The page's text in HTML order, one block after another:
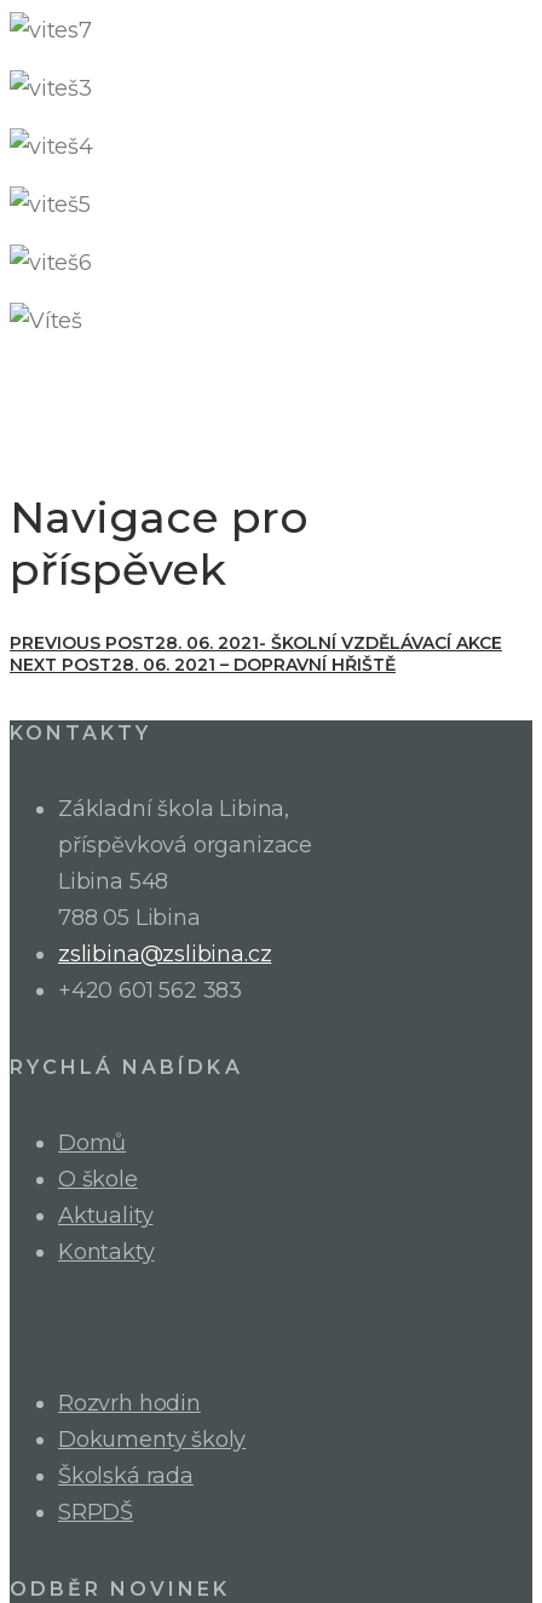
Navigace pro
příspěvek
PREVIOUS POST28. 06. 2021- ŠKOLNÍ VZDĚLÁVACÍ AKCE
NEXT POST28. 06. 2021 – DOPRAVNÍ HŘIŠTĚ
KONTAKTY
Základní škola Libina,
příspěvková organizace
Libina 548
788 05 Libina
zslibina@zslibina.cz
+420 601 562 383
RYCHLÁ NABÍDKA
Domů
O škole
Aktuality
Kontakty
Rozvrh hodin
Dokumenty školy
Školská rada
SRPDŠ
ODBĚR NOVINEK